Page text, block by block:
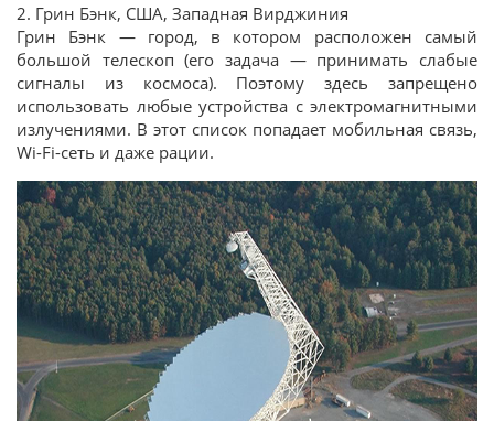
2. Грин Бэнк, США, Западная Вирджиния
Грин Бэнк — город, в котором расположен самый
большой телескоп (его задача — принимать слабые
сигналы из космоса). Поэтому здесь запрещено
использовать любые устройства с электромагнитными
излучениями. В этот список попадает мобильная связь,
Wi-Fi-сеть и даже рации.